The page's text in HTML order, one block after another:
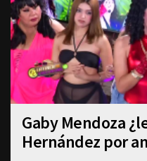
Gaby Mendoza
Hernández por